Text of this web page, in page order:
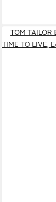
TOM TAILOR
TIME TO LIVE,